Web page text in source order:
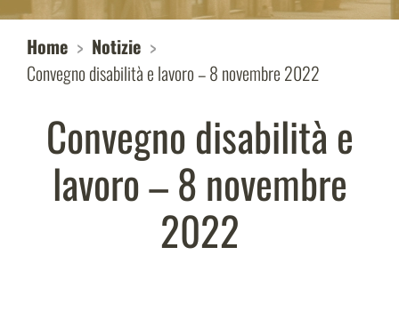
Home
Notizie
Convegno disabilità e lavoro – 8 novembre 2022
Convegno disabilità e
lavoro – 8 novembre
2022